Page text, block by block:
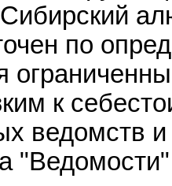
по
к
ведомств